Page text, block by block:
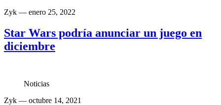
Zyk — enero 25, 2022
Star Wars podría anunciar un juego en
diciembre
Noticias
Zyk — octubre 14, 2021